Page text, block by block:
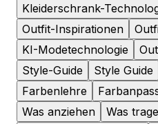
Kleiderschrank-
Outfit-Inspirationen
KI-Modetechnologie
Style-Guide
Style Guide
Farbenlehre
Was anziehen
Was